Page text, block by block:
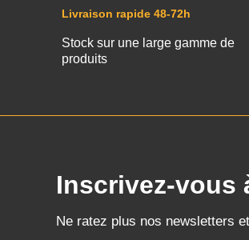
Livraison rapide 48-72h
Stock sur une large gamme de
produits
Inscrivez-vous
Ne ratez plus nos newsletters